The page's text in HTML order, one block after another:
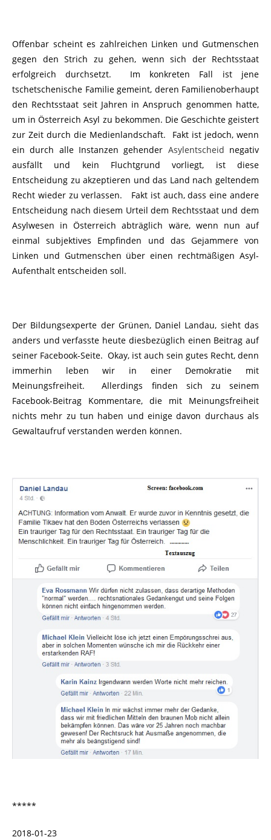
Offenbar scheint es zahlreichen Linken und Gutmenschen
gegen den Strich zu gehen, wenn sich der Rechtsstaat
erfolgreich durchsetzt. Im konkreten Fall ist jene
tschetschenische Familie gemeint, deren Familienoberhaupt
den Rechtsstaat seit Jahren in Anspruch genommen hatte,
um in Österreich Asyl zu bekommen. Die Geschichte geistert
zur Zeit durch die Medienlandschaft. Fakt ist jedoch, wenn
ein durch alle Instanzen gehender Asylentscheid negativ
ausfällt und kein Fluchtgrund vorliegt, ist diese
Entscheidung zu akzeptieren und das Land nach geltendem
Recht wieder zu verlassen. Fakt ist auch, dass eine andere
Entscheidung nach diesem Urteil dem Rechtsstaat und dem
Asylwesen in Österreich abträglich wäre, wenn nun auf
einmal subjektives Empfinden und das Gejammere von
Linken und Gutmenschen über einen rechtmäßigen Asyl-
Aufenthalt entscheiden soll.
Der Bildungsexperte der Grünen, Daniel Landau, sieht das
anders und verfasste heute diesbezüglich einen Beitrag auf
seiner Facebook-Seite. Okay, ist auch sein gutes Recht, denn
immerhin leben wir in einer Demokratie mit
Meinungsfreiheit. Allerdings finden sich zu seinem
Facebook-Beitrag Kommentare, die mit Meinungsfreiheit
nichts mehr zu tun haben und einige davon durchaus als
Gewaltaufruf verstanden werden können.
*****
2018-01-23